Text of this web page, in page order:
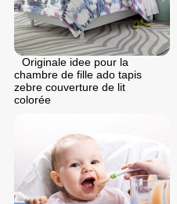
Originale idee pour la
chambre de fille ado tapis
zebre couverture de lit
colorée